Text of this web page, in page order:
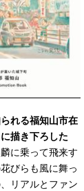
れる福知山市在
描き下ろした
に乗って飛来す
びらも風に舞っ
リアルとファン